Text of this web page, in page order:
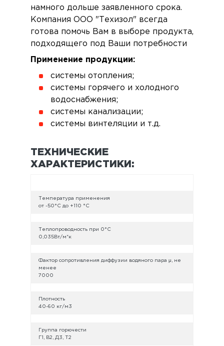
намного дольше заявленного срока.
Компания ООО "Техизол" всегда
готова помочь Вам в выборе продукта,
подходящего под Ваши потребности
Применение продукции:
системы отопления;
системы горячего и холодного
водоснабжения;
системы канализации;
системы винтеляции и т.д.
ТЕХНИЧЕСКИЕ
ХАРАКТЕРИСТИКИ:
Температура применения
от -50°С до +110 °С
Теплопроводность при 0°С
0,035Вт/м*к
Фактор сопротивления диффузии водяного пара μ, не
менее
7000
Плотность
40-60 кг/м3
Группа горючести
Г1, В2, Д3, Т2